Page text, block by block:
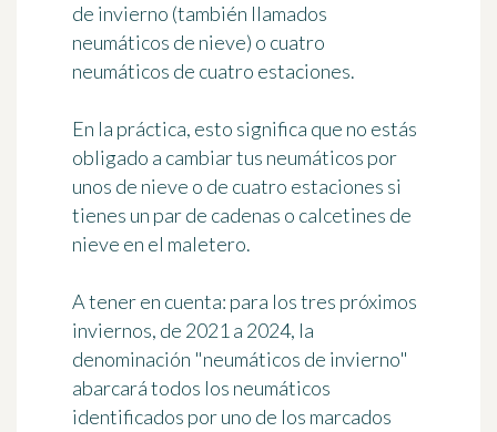
de invierno (también llamados
neumáticos de nieve) o cuatro
neumáticos de cuatro estaciones.
En la práctica, esto significa que no estás
obligado a cambiar tus neumáticos por
unos de nieve o de cuatro estaciones si
tienes un par de cadenas o calcetines de
nieve en el maletero.
A tener en cuenta: para los tres próximos
inviernos, de 2021 a 2024, la
denominación "neumáticos de invierno"
abarcará todos los neumáticos
identificados por uno de los marcados